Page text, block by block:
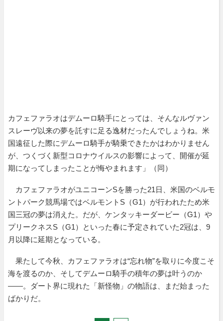
カフェファラオはデムーロ騎手にとっては、そんなルヴァン
スレーヴ以来の夢を託すに足る逸材だったんでしょうね。米
国遠征した際にデムーロ騎手が騎乗できたかはわかりません
が、つくづく新型コロナウイルスの影響によって、開催が延
期になってしまったことが悔やまれます」（同）
カフェファラオがユニコーンSを勝った21日、米国のベルモ
ントパーク競馬場ではベルモントS（G1）が行われたため米
国三冠の夢は消えた。だが、ケンタッキーダービー（G1）や
プリークネスS（G1）といった春に予定されていた2冠は、9
月以降に延期となっている。
果たして今秋、カフェファラオは“忘れ物”を取りに今度こそ
海を渡るのか、そしてデムーロ騎手の積年の夢は叶うのか
――。ダート界に現れた「新怪物」の物語は、まだ始まった
ばかりだ。